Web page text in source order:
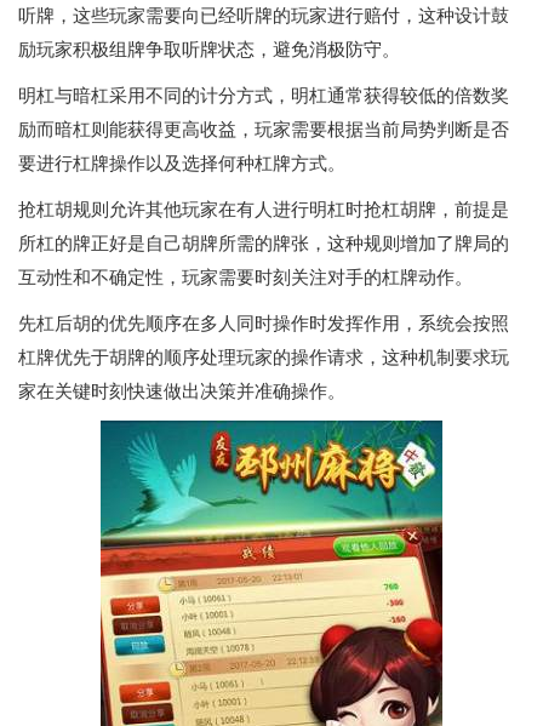
听牌，这些玩家需要向已经听牌的玩家进行赔付，这种设计鼓
励玩家积极组牌争取听牌状态，避免消极防守。
明杠与暗杠采用不同的计分方式，明杠通常获得较低的倍数奖
励而暗杠则能获得更高收益，玩家需要根据当前局势判断是否
要进行杠牌操作以及选择何种杠牌方式。
抢杠胡规则允许其他玩家在有人进行明杠时抢杠胡牌，前提是
所杠的牌正好是自己胡牌所需的牌张，这种规则增加了牌局的
互动性和不确定性，玩家需要时刻关注对手的杠牌动作。
先杠后胡的优先顺序在多人同时操作时发挥作用，系统会按照
杠牌优先于胡牌的顺序处理玩家的操作请求，这种机制要求玩
家在关键时刻快速做出决策并准确操作。